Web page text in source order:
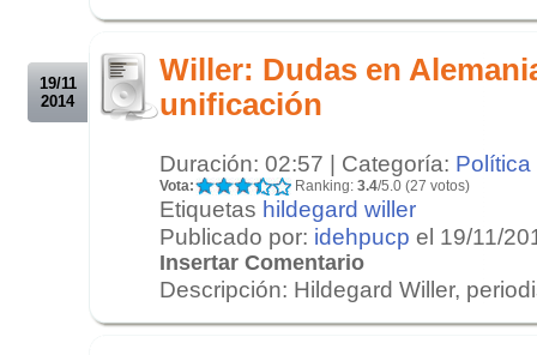
19/11
2014
Willer: Dudas en
unificación
Duración: 02:57 | Categoría: Política
Vota: Ranking: 3.4/5.0 (27 votos)
Etiquetas hildegard willer
Publicado por: idehpucp el 19/11/
Insertar Comentario
Descripción: Hildegard Willer,